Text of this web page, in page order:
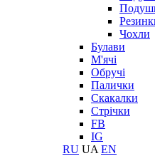
Чохли
Булави
М'ячі
Обручі
Палички
Скакалки
Стрічки
FB
IG
RU UA EN